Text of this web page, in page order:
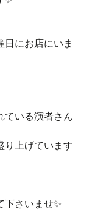
にお店にいま
ている演者さん
り上げています
さいませ✨